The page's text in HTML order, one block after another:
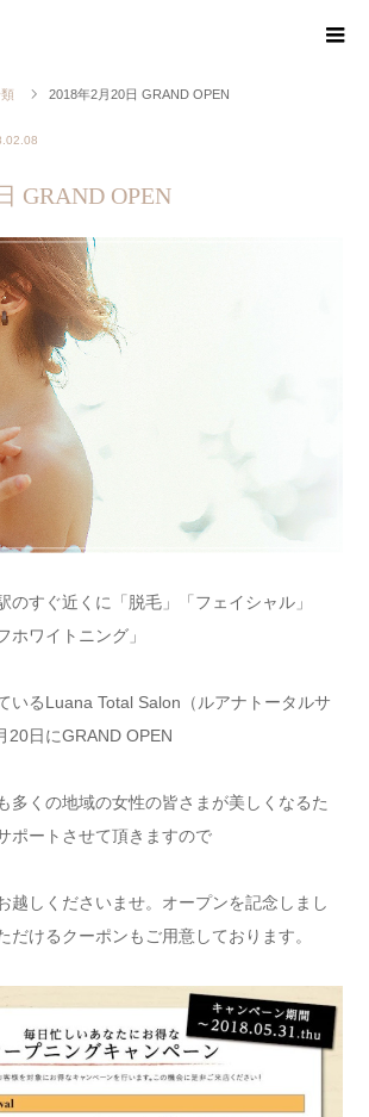
2018年2月20日 GRAND OPEN
GRAND OPEN
のすぐ近くに「脱毛」「フェイシャル」
ホワイトニング」
いるLuana Total Salon（ルアナトータルサ
20日にGRAND OPEN
多くの地域の女性の皆さまが美しくなるた
ポートさせて頂きますので
越しくださいませ。オープンを記念しまし
だけるクーポンもご用意しております。